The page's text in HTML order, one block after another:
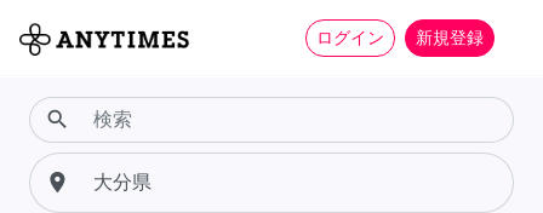
ログイン 新規登録
search
place